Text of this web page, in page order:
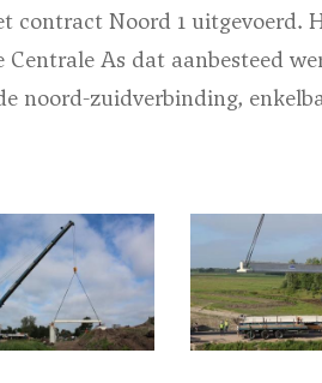
contract Noord 1 uitgevoerd.
As dat aanbesteed
noord-zuidverbinding,